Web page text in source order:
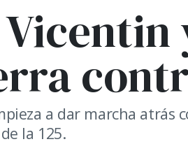
a dar marcha atrás
la 125.